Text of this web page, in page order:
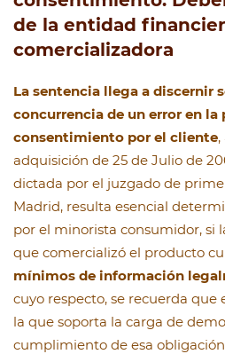
de la entidad
comercializadora
La sentencia llega a discernir
concurrencia de un error en la
consentimiento por el cliente
adquisición de 25 de Julio de
dictada por el juzgado de
Madrid, resulta esencial
por el minorista consumidor, si
que comercializó el producto
mínimos de información
cuyo respecto, se recuerda
la que soporta la carga de
cumplimiento de esa